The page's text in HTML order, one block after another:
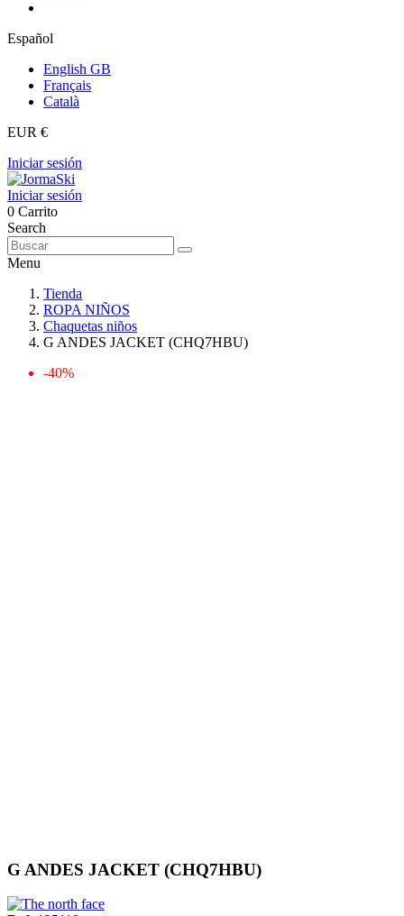
Español
English GB
Français
Català
EUR €
Iniciar sesión
Iniciar sesión
0 Carrito
Search
Menu
Tienda
ROPA NIÑOS
Chaquetas niños
G ANDES JACKET (CHQ7HBU)
-40%
G ANDES JACKET (CHQ7HBU)